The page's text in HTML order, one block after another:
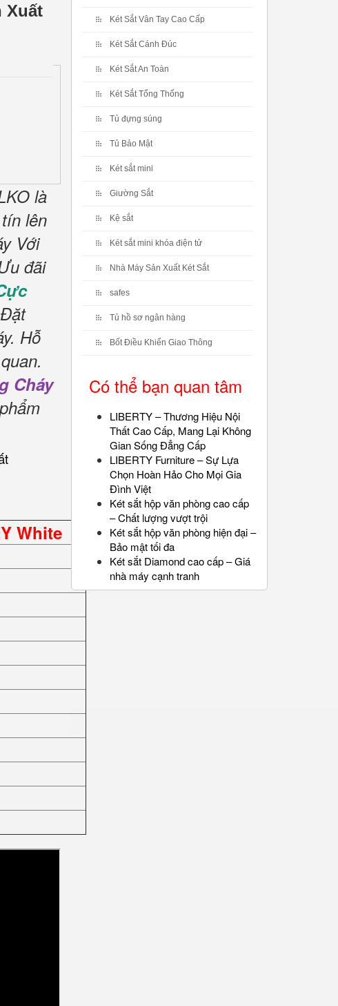
Xuất
là
lên
Với
đãi
Hỗ
Cháy
White
Két Sắt Vân Tay Cao Cấp
Két Sắt Cánh Đúc
Két Sắt An Toàn
Két Sắt Tổng Thống
Tủ đựng súng
Tủ Bảo Mật
Két sắt mini
Giường Sắt
Kệ sắt
Két sắt mini khóa điện tử
Nhà Máy Sản Xuất Két Sắt
safes
Tủ hồ sơ ngân hàng
Bốt Điều Khiển Giao Thông
Có thể bạn quan tâm
LIBERTY – Thương Hiệu Nội
Thất Cao Cấp, Mang Lại Không
Gian Sống Đẳng Cấp
LIBERTY Furniture – Sự Lựa
Chọn Hoàn Hảo Cho Mọi Gia
Đình Việt
Két sắt hộp văn phòng cao cấp
– Chất lượng vượt trội
Két sắt hộp văn phòng hiện đại –
Bảo mật tối đa
Két sắt Diamond cao cấp – Giá
nhà máy cạnh tranh